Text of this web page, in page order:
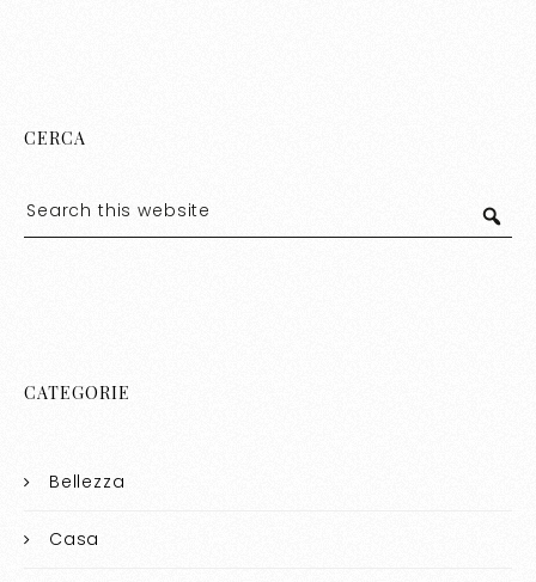
CERCA
CATEGORIE
Bellezza
Casa